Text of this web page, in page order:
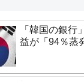
「韓国の銀行
益が「94％蒸